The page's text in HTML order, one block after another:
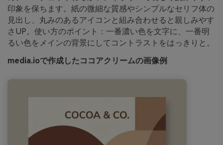
印象を保ちます。紙の微細な質感やシンプルなセリフ体の
見出し、丸みのあるアイコンと組み合わせると親しみやす
さUP。使い方のポイント：一番濃い色を文字に、一番明
るい色をメインの背景にしてコントラストをはっきりと。
media.ioで作成したココアクリームの画像例